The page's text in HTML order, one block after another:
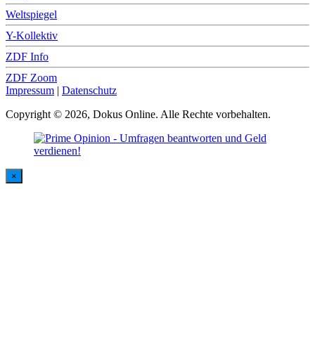
Weltspiegel
Y-Kollektiv
ZDF Info
ZDF Zoom
Impressum | Datenschutz
Copyright © 2026, Dokus Online. Alle Rechte vorbehalten.
×